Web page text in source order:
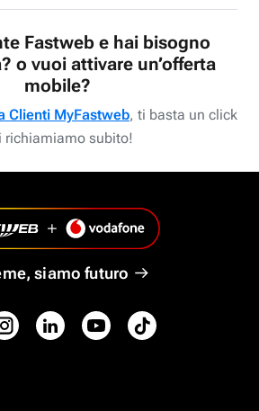
Fastweb e hai bisogno
o vuoi attivare un’offerta
mobile?
Clienti MyFastweb, ti basta un click
richiamiamo subito!
siamo futuro